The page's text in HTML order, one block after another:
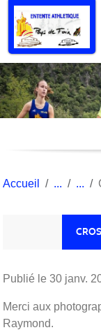
Accueil
Publié le 30 janv.
Merci aux
Raymond.
Panneau de